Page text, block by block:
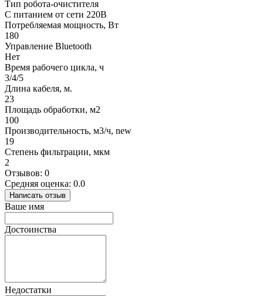
Тип робота-очистителя
С питанием от сети 220В
Потребляемая мощность, Вт
180
Управление Bluetooth
Нет
Время рабочего цикла, ч
3/4/5
Длина кабеля, м.
23
Площадь обработки, м2
100
Производительность, м3/ч, new
19
Степень фильтрации, мкм
2
Отзывов: 0
Средняя оценка: 0.0
Написать отзыв
Ваше имя
Достоинства
Недостатки